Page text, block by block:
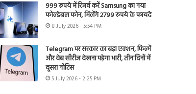
999 रुपये में रिजर्व करें Samsung का नया
फोल्डेबल फोन, मिलेंगे 2799 रुपये के फायदे
8 July 2026 - 5:54 PM
Telegram पर सरकार का बड़ा एक्शन, फिल्में
और वेब सीरीज देखना पड़ेगा भारी, तीन दिनों में
दूसरा नोटिस
5 July 2026 - 2:25 PM